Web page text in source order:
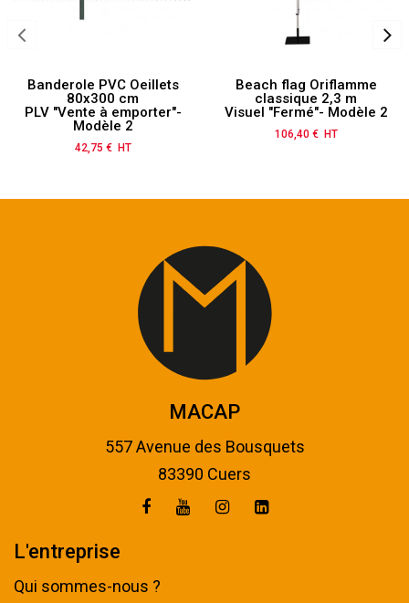
Banderole PVC Oeillets
80x300 cm
PLV "Vente à emporter"-
Modèle 2
Prix
42,75 € HT
Beach flag Oriflamme
classique 2,3 m
Visuel "Fermé"- Modèle 2
Prix
106,40 € HT
MACAP
557 Avenue des Bousquets
83390 Cuers
L'entreprise
Qui sommes-nous ?